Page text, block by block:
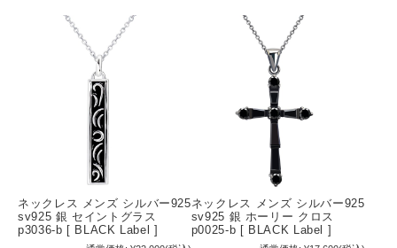
ネックレス メンズ シルバー925
sv925 銀 セイントグラス
p3036-b [ BLACK Label ]
ネックレス メンズ シルバー925
sv925 銀 ホーリー クロス
p0025-b [ BLACK Label ]